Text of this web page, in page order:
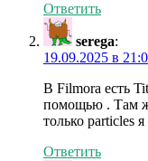
Ответить
serega:
19.09.2025 в
В Filmora eсть
помощью . Там
только particles
Ответить